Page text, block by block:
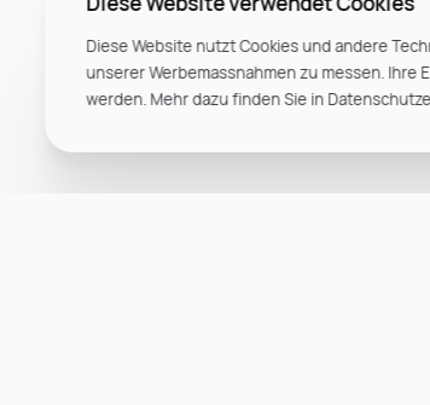
Diese Website nutzt Cookies und andere
unserer Werbemassnahmen zu messen.
werden. Mehr dazu finden Sie in